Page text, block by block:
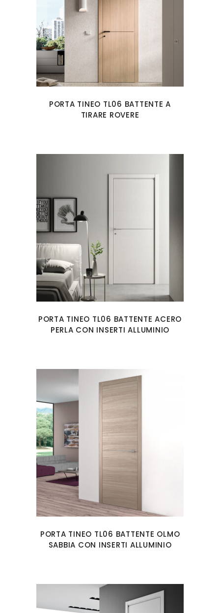
PORTA TINEO TL06 BATTENTE A
TIRARE ROVERE
PORTA TINEO TL06 BATTENTE ACERO
PERLA CON INSERTI ALLUMINIO
PORTA TINEO TL06 BATTENTE OLMO
SABBIA CON INSERTI ALLUMINIO